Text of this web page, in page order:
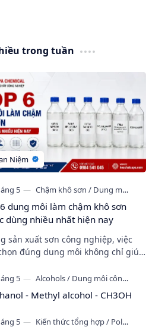
trong tuần
dung môi làm chậm khô sơn
dùng nhiều nhất hiện nay
sản xuất sơn công nghiệp, việc
đúng dung môi không chỉ giúp
bóng, độ mịn, khả năng dàn
- Methyl alcohol - CH3OH